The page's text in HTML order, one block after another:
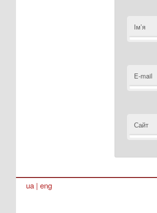
Ім’я
E-mail
Сайт
ua | eng